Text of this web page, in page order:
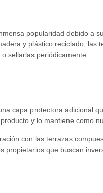
popularidad debido a
y plástico reciclado, las
sellarlas periódicamente.
capa protectora adicional
y lo mantiene como
con las terrazas
propietarios que buscan